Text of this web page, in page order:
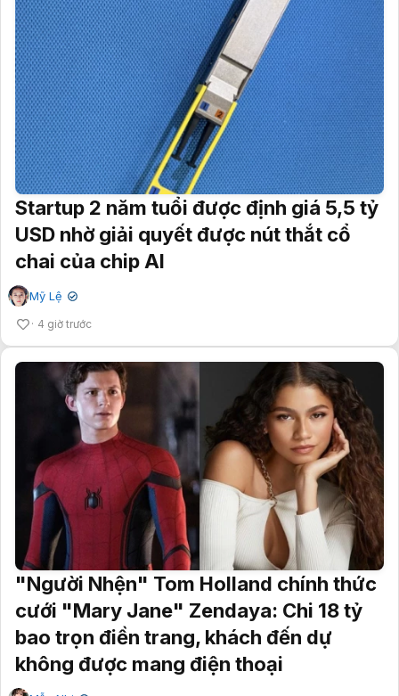
Startup 2 năm tuổi được định giá 5,5 tỷ
USD nhờ giải quyết được nút thắt cổ
chai của chip AI
Mỹ Lệ ✔
4 giờ trước
"Người Nhện" Tom Holland chính thức
cưới "Mary Jane" Zendaya: Chi 18 tỷ
bao trọn điền trang, khách đến dự
không được mang điện thoại